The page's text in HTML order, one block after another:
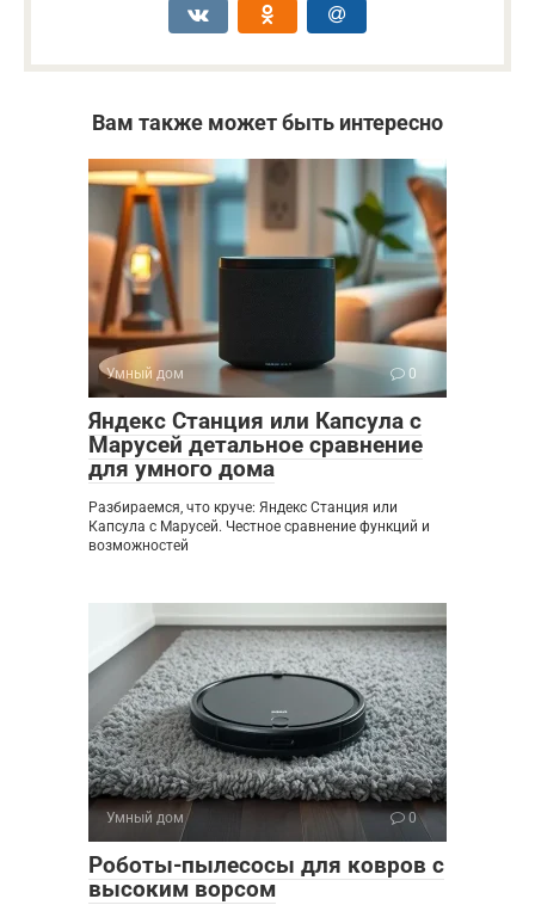
Вам также может быть интересно
Умный дом 0
Яндекс Станция или Капсула с
Марусей детальное сравнение
для умного дома
Разбираемся, что круче: Яндекс Станция или
Капсула с Марусей. Честное сравнение функций и
возможностей
Умный дом 0
Роботы-пылесосы для ковров с
высоким ворсом